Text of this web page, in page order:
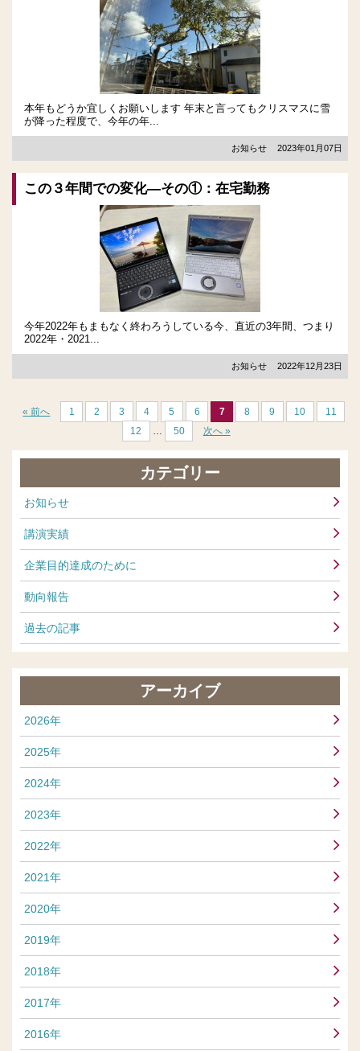
本年もどうか宜しくお願いします 年末と言ってもクリスマスに雪
が降った程度で、今年の年...
お知らせ 2023年01月07日
この３年間での変化―その①：在宅勤務
今年2022年もまもなく終わろうしている今、直近の3年間、つまり
2022年・2021...
お知らせ 2022年12月23日
« 前へ 1 2 3 4 5 6 7 8 9 10
11
12
… 50 次へ »
カテゴリー
お知らせ
講演実績
企業目的達成のために
動向報告
過去の記事
アーカイブ
2026年
2025年
2024年
2023年
2022年
2021年
2020年
2019年
2018年
2017年
2016年